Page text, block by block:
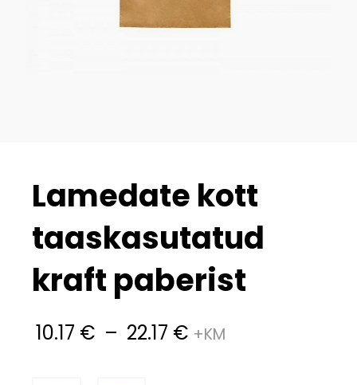
Lamedate kott
taaskasutatud
kraft paberist
10.17 € – 22.17 €